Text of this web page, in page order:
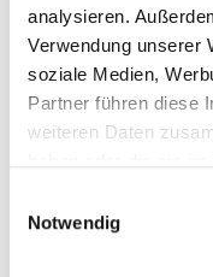
analysieren.
Verwendung unserer
soziale Medien,
Partner führen diese
weiteren Daten
Notwendig
Sie müssen kein
liefern
nachvollziehbare